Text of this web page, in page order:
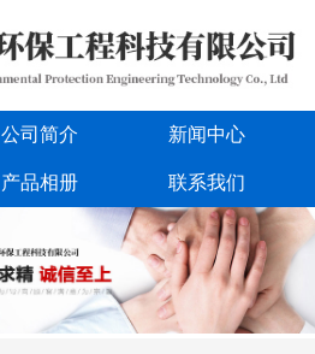
公司简介 新闻中心
产品相册 联系我们